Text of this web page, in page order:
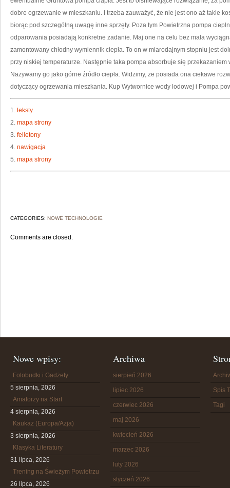
dobre ogrzewanie w mieszkaniu. I trzeba zauważyć, że nie jest ono aż takie
biorąc pod szczególną uwagę inne sprzęty. Poza tym Powietrzna pompa
odparowania posiadają konkretne zadanie. Maj one na celu bez mała
zamontowany chłodny wymiennik ciepła. To on w miarodajnym stopniu jest
przy niskiej temperaturze. Następnie taka pompa absorbuje się
Nazywamy go jako górne źródło ciepła. Widzimy, że posiada ona ciekawe
dotyczący ogrzewania mieszkania. Kup Wytwornice wody lodowej i Pompa
1. teksty
2. mapa strony
3. felietony
4. nawigacja
5. mapa strony
CATEGORIES: NOWE TECHNOLOGIE
Comments are closed.
Nowe wpisy:
Fotobudki i Gadżety
5 sierpnia, 2026
Amatorzy na Start
4 sierpnia, 2026
Kaukaz (Europa/Azja)
3 sierpnia, 2026
Klasyka Literatury
31 lipca, 2026
Trening na Świeżym Powietrzu
26 lipca, 2026
Archiwa
sierpień 2026
lipiec 2026
czerwiec 2026
maj 2026
kwiecień 2026
marzec 2026
luty 2026
styczeń 2026
Spis
Tagi